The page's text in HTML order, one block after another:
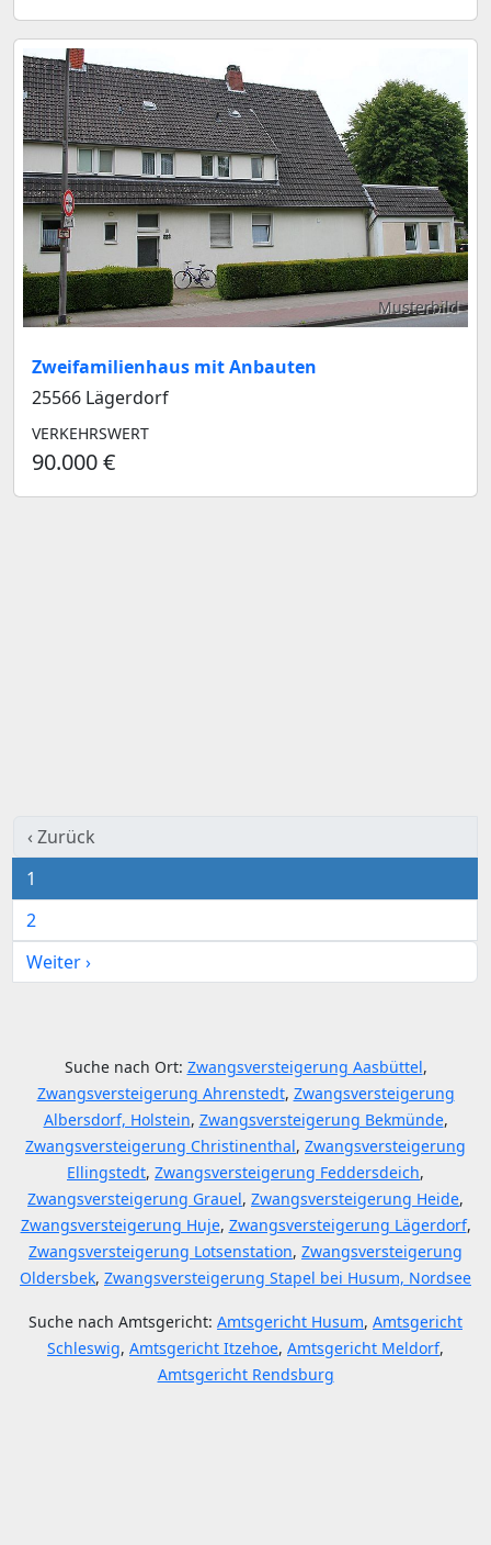
Musterbild
Zweifamilienhaus mit Anbauten
25566 Lägerdorf
VERKEHRSWERT
90.000 €
‹ Zurück
1
2
Weiter ›
Suche nach Ort: Zwangsversteigerung Aasbüttel,
Zwangsversteigerung Ahrenstedt, Zwangsversteigerung
Albersdorf, Holstein, Zwangsversteigerung Bekmünde,
Zwangsversteigerung Christinenthal, Zwangsversteigerung
Ellingstedt, Zwangsversteigerung Feddersdeich,
Zwangsversteigerung Grauel, Zwangsversteigerung Heide,
Zwangsversteigerung Huje, Zwangsversteigerung Lägerdorf,
Zwangsversteigerung Lotsenstation, Zwangsversteigerung
Oldersbek, Zwangsversteigerung Stapel bei Husum, Nordsee
Suche nach Amtsgericht: Amtsgericht Husum, Amtsgericht
Schleswig, Amtsgericht Itzehoe, Amtsgericht Meldorf,
Amtsgericht Rendsburg